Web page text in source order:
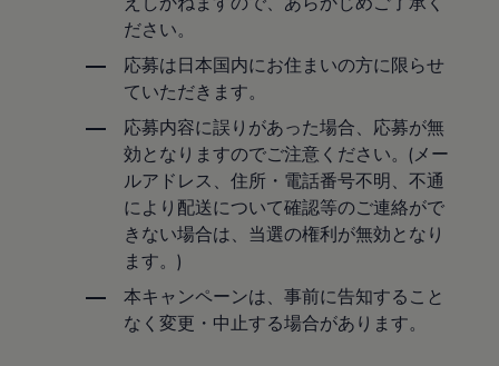
運転上の注意
自動車リサイクル法
安心プログラム
メンテナンスプログラム
カスタマーセンター
タイヤパンク補償
認定中古車
“Certified Pre-Owned”の品質とは
延長保証サービスガイド
9つの約束
スマート買取
キャンペーン/ファイナンスプログラム
フォルクスワーゲンについて
企業情報
会社概要
ださい。
応募は日本国内にお住まいの方に限らせ
ていただきます。
応募内容に誤りがあった場合、応募が無
効となりますのでご注意ください。(メー
ルアドレス、住所・電話番号不明、不通
により配送について確認等のご連絡がで
きない場合は、当選の権利が無効となり
ます。)
本キャンペーンは、事前に告知すること
なく変更・中止する場合があります。